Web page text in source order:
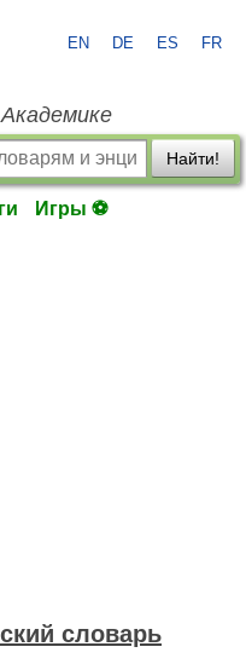
EN DE ES FR
Найти!
Игры ⚽
словарь